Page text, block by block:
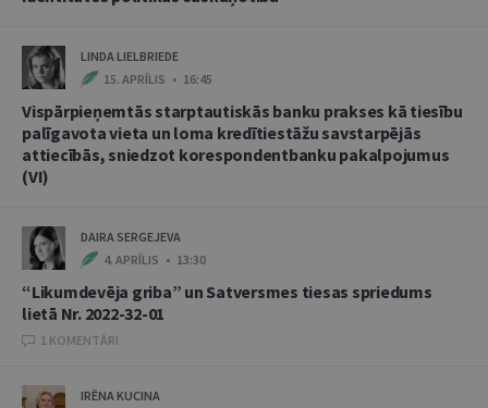
LINDA LIELBRIEDE
15. APRĪLIS • 16:45
Vispārpieņemtās starptautiskās banku prakses kā tiesību
palīgavota vieta un loma kredītiestāžu savstarpējās
attiecībās, sniedzot korespondentbanku pakalpojumus
(VI)
DAIRA SERGEJEVA
4. APRĪLIS • 13:30
“Likumdevēja griba” un Satversmes tiesas spriedums
lietā Nr. 2022-32-01
1 KOMENTĀRI
IRĒNA KUCINA